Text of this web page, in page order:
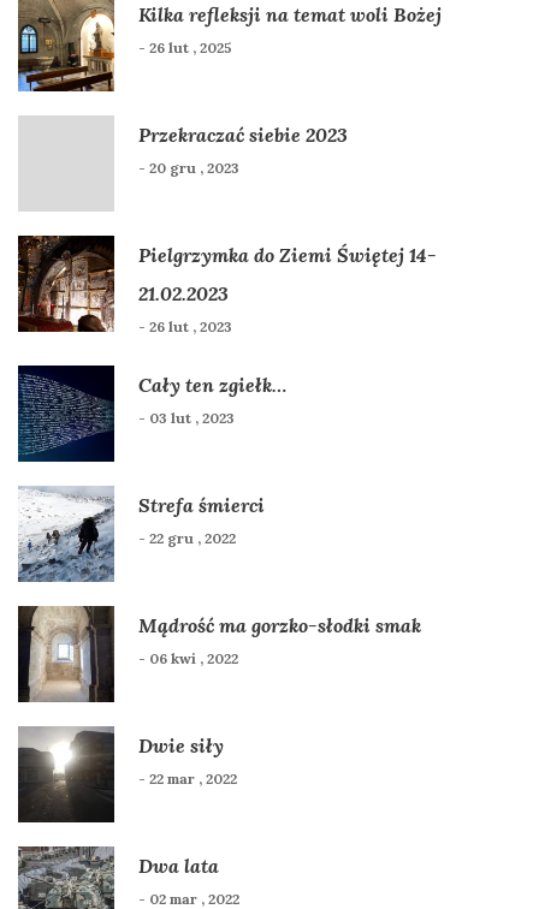
Kilka refleksji na temat woli Bożej
- 26 lut , 2025
Przekraczać siebie 2023
- 20 gru , 2023
Pielgrzymka do Ziemi Świętej 14-
21.02.2023
- 26 lut , 2023
Cały ten zgiełk…
- 03 lut , 2023
Strefa śmierci
- 22 gru , 2022
Mądrość ma gorzko-słodki smak
- 06 kwi , 2022
Dwie siły
- 22 mar , 2022
Dwa lata
- 02 mar , 2022